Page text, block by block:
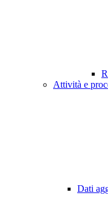
Attività e
Dati